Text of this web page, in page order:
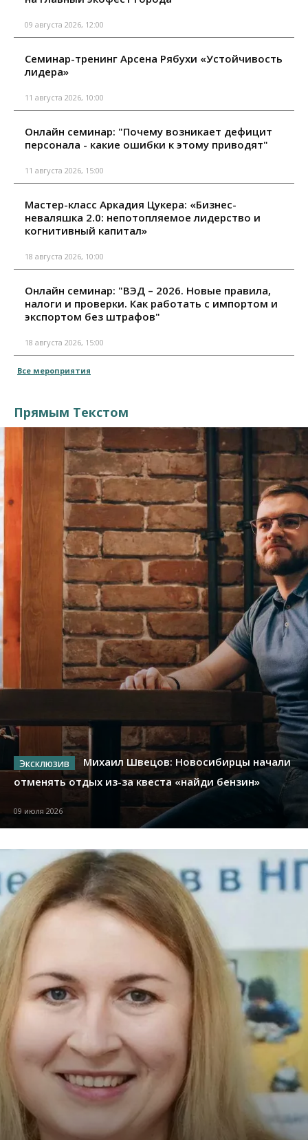
09 августа 2026, 12:00
Семинар-тренинг Арсена Рябухи «Устойчивость
лидера»
11 августа 2026, 10:00
Онлайн семинар: "Почему возникает дефицит
персонала - какие ошибки к этому приводят"
11 августа 2026, 15:00
Мастер-класс Аркадия Цукера: «Бизнес-
неваляшка 2.0: непотопляемое лидерство и
когнитивный капитал»
18 августа 2026, 10:00
Онлайн семинар: "ВЭД – 2026. Новые правила,
налоги и проверки. Как работать с импортом и
экспортом без штрафов"
18 августа 2026, 15:00
Все мероприятия
Прямым Текстом
Михаил Швецов: Новосибирцы начали
отменять отдых из-за квеста «найди бензин»
09 июля 2026